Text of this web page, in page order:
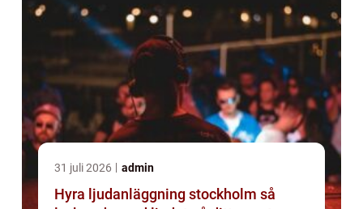
31 juli 2026 admin
Hyra ljudanläggning stockholm så